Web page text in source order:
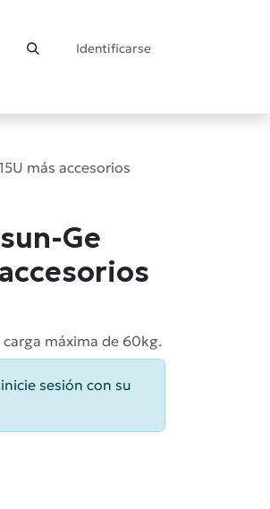
Identificarse
más accesorios
Ge
máxima de 60kg.
sesión con su